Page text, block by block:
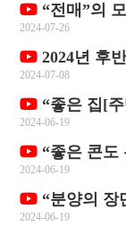
“전매”의
2024-07-26
2024년 후
2024-07-08
“좋은 집[
2024-06-19
“좋은 콘도
2024-06-19
“분양의 장
2024-06-19